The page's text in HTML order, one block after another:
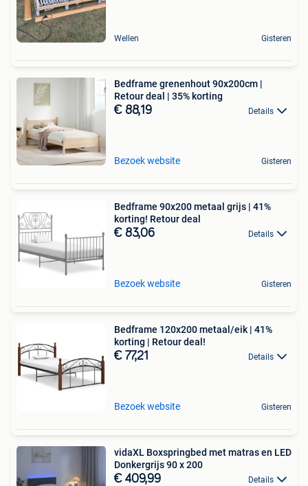
Wellen Gisteren
Bedframe grenenhout 90x200cm |
Retour deal | 35% korting
€ 88,19 Details
Bezoek website Gisteren
Bedframe 90x200 metaal grijs | 41%
korting! Retour deal
€ 83,06 Details
Bezoek website Gisteren
Bedframe 120x200 metaal/eik | 41%
korting | Retour deal!
€ 77,21 Details
Bezoek website Gisteren
vidaXL Boxspringbed met matras en LED
Donkergrijs 90 x 200
€ 409,99 Details